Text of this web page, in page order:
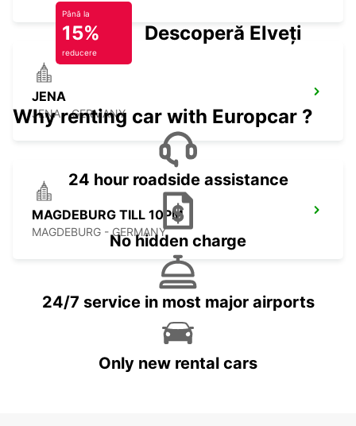
JENA
JENA - GERMANY
MAGDEBURG TILL 10PM
MAGDEBURG - GERMANY
Până la
15%
reducere
Descoperă Elveția
Why renting car with Europcar ?
24 hour roadside assistance
No hidden charge
24/7 service in most major airports
Only new rental cars